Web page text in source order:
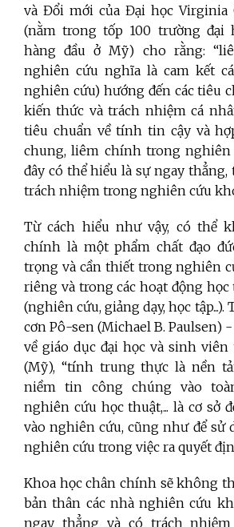
và Đổi mới của Đại học Virginia
(nằm trong tốp 100 trường đại
hàng đầu ở Mỹ) cho rằng:
nghiên cứu nghĩa là cam kết
nghiên cứu) hướng đến các tiêu
kiến thức và trách nhiệm cá
tiêu chuẩn về tính tin cậy và
chung, liêm chính trong nghiên
đây có thể hiểu là sự ngay
trách nhiệm trong nghiên cứu
Từ cách hiểu như vậy, có thể
chính là một phẩm chất đạo
trọng và cần thiết trong nghiên
riêng và trong các hoạt động
(nghiên cứu, giảng dạy, học
cơn Pô-sen (Michael B. Paulsen)
về giáo dục đại học và sinh
(Mỹ), “tính trung thực là nền
niềm tin công chúng vào
nghiên cứu học thuật,... là cơ sở
vào nghiên cứu, cũng như để sử
nghiên cứu trong việc ra quyết
Khoa học chân chính sẽ không
bản thân các nhà nghiên cứu
ngay thẳng và có trách